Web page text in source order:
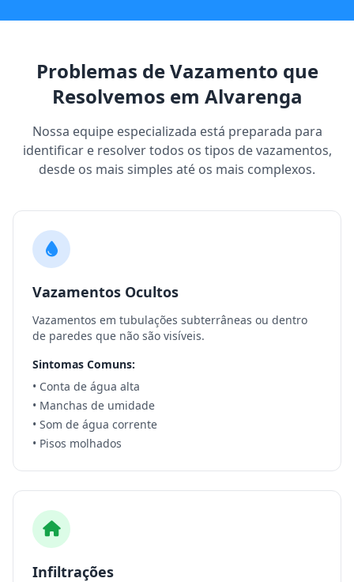
Problemas de Vazamento que
Resolvemos em Alvarenga
Nossa equipe especializada está preparada para
identificar e resolver todos os tipos de vazamentos,
desde os mais simples até os mais complexos.
Vazamentos Ocultos
Vazamentos em tubulações subterrâneas ou dentro
de paredes que não são visíveis.
Sintomas Comuns:
• Conta de água alta
• Manchas de umidade
• Som de água corrente
• Pisos molhados
Infiltrações